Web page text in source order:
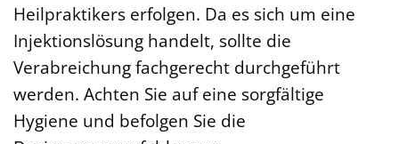
Heilpraktikers erfolgen. Da es sich um eine
Injektionslösung handelt, sollte die
Verabreichung fachgerecht durchgeführt
werden. Achten Sie auf eine sorgfältige
Hygiene und befolgen Sie die